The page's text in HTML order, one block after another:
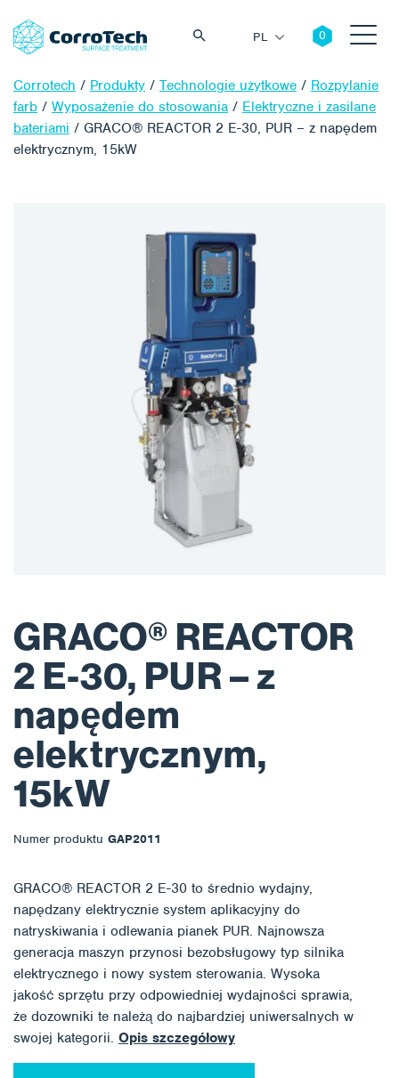
PL
Corrotech / Produkty / Technologie użytkowe / Rozpylanie
farb / Wyposażenie do stosowania / Elektryczne i zasilane
bateriami / GRACO® REACTOR 2 E-30, PUR – z napędem
elektrycznym, 15kW
GRACO® REACTOR
2 E-30, PUR – z
napędem
elektrycznym,
15kW
Numer produktu GAP2011
GRACO® REACTOR 2 E-30 to średnio wydajny,
napędzany elektrycznie system aplikacyjny do
natryskiwania i odlewania pianek PUR. Najnowsza
generacja maszyn przynosi bezobsługowy typ silnika
elektrycznego i nowy system sterowania. Wysoka
jakość sprzętu przy odpowiedniej wydajności sprawia,
że dozowniki te należą do najbardziej uniwersalnych w
swojej kategorii. Opis szczegółowy